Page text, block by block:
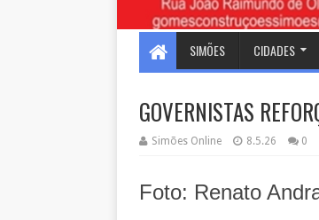
SIMÕES CIDADES
GOVERNISTAS
Simões Online 8.5.26 0
Foto: Renato